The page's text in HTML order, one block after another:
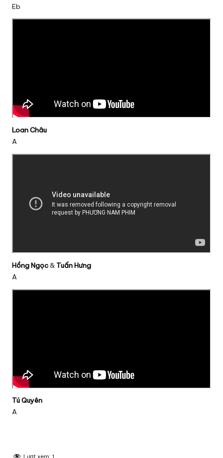
Eb
Loan Châu
A
Hồng Ngọc& Tuấn Hưng
A
Tú Quyên
A
Lượt xem: 1